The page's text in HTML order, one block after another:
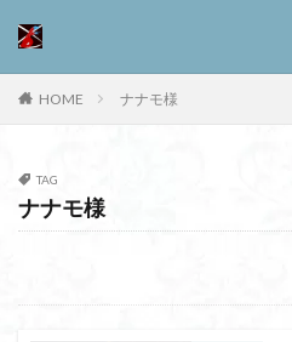
HOME ナナモ様
TAG
ナナモ様